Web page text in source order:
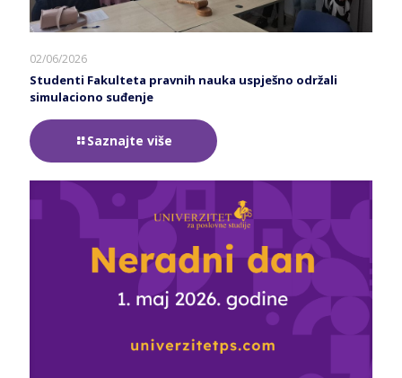
02/06/2026
Studenti Fakulteta pravnih nauka uspješno održali
simulaciono suđenje
Saznajte više